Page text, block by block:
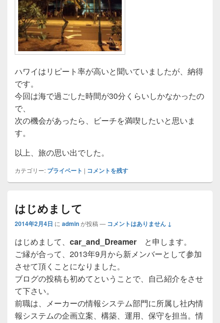
ハワイはリピート率が高いと聞いていましたが、納得
です。
今回は海で過ごした時間が30分くらいしかなかったの
で、
次の機会があったら、ビーチを満喫したいと思いま
す。
以上、旅の思い出でした。
カテゴリー: プライベート | コメントを残す
はじめまして
2014年2月4日 に adminが投稿 — コメントはありません ↓
はじめまして、 car_and_Dreamer と申します。
ご縁が合って、2013年9月から新メンバーとして参加
させて頂くことになりました。
ブログの投稿も初めてということで、自己紹介をさせ
て下さい。
前職は、メーカーの情報システム部門に所属し社内情
報システムの企画立案、構築、運用、保守を担当。情